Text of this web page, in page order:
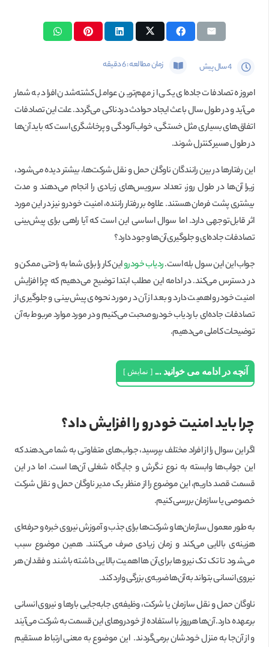
4 سال پیش زمان مطالعه :6دقیقه
امروزه تصادفات جاده‌ای یکی از مهم‌ترین عوامل کشته‌شدن افراد به شمار
می‌آید و در طول سال باعث ایجاد حوادث دردناکی می‌گردد. علت این تصادفات
اتفاق‌های بسیاری مثل خستگی، خواب‌آلودگی و پرخاشگری است که باید آن‌ها
در طول مسیر کنترل شوند.
این رفتارها در بین رانندگان ناوگان حمل و نقل شرکت‌ها، بیشتر دیده می‌شود،
زیرا آن‌ها در طول روز، تعداد سرویس‌های زیادی را انجام می‌دهند و مدت
بیشتری پشت فرمان هستند. علاوه بر رفتار راننده، امنیت خودرو نیز در این مورد
اثر قابل‌توجهی دارد. اما سوال اساسی این است که آیا راهی برای پیش‌بینی
تصادفات جاده‌ای و جلوگیری آن‌ها وجود دارد؟
جواب این این سول بله است.ردیاب خودرواین کار را برای شما به راحتی ممکن و
در دسترس می‌کند. در ادامه این مطلب ابتدا توضیح می‌دهیم که چرا افزایش
امنیت خودرو اهمیت دارد و بعد از آن در مورد نحوه‌ی پیش‌بینی و جلوگیری از
تصادفات جاده‌ای با ردیاب خودرو صحبت می‌کنیم و در مورد موارد مربوط به آن
توضیحات کاملی می‌دهیم.
آنچه در ادامه می خوانید ... نمایش
چرا باید امنیت خودرو را افزایش داد؟
اگر این سوال را از افراد مختلف بپرسید، جواب‌های متفاوتی به شما می‌دهند که
این جواب‌ها وابسته به نوع نگرش و جایگاه شغلی آن‌ها است. اما در این
قسمت قصد داریم، این موضوع را از منظر یک مدیر ناوگان حمل و نقل شرکت
خصوصی یا سازمان بررسی کنیم.
به طور معمول سازمان‌ها و شرکت‌ها برای جذب و آموزش نیروی خبره و حرفه‌ای
هزینه‌ی بالایی می‌کند و زمان زیادی صرف می‌کنند. همین موضوع سبب
می‌شود تا تک‌تک نیروها برای آن‌ها اهمیت بالایی داشته باشند و فقدان هر
نیروی انسانی بتواند به آن‌ها ضربه‌ی بزرگی وارد کند.
ناوگان حمل و نقل سازمان یا شرکت، وظیفه‌ی جابه‌جایی بارها و نیروی انسانی
برعهده دارد. آن‌ها هرروز با‌ استفاده از خودروهای این قسمت به شرکت می‌آیند
و از آن‌جا به منزل خودشان برمی‌گردند. این موضوع به معنی ارتباط مستقیم